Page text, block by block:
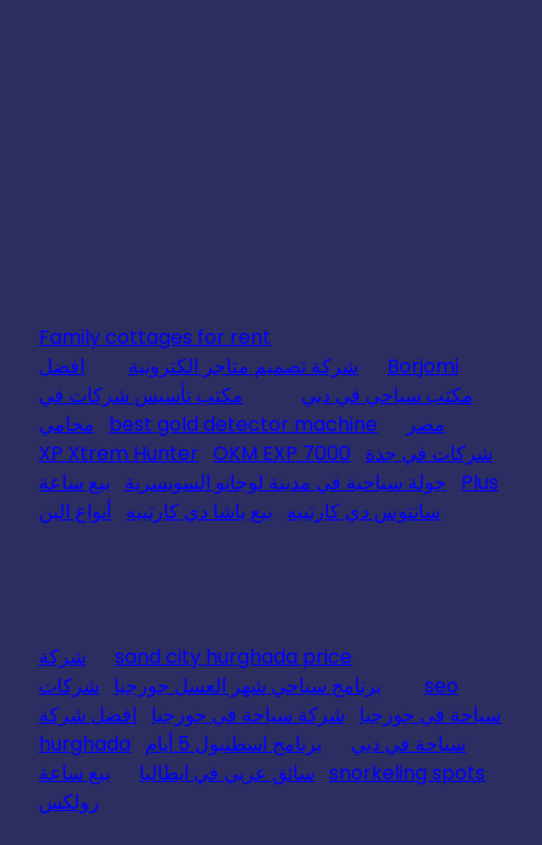
Family cottages for rent
Borjomi
شركة تصميم متاجر الكترونية
افضل
مكتب سياحي في دبي
مكتب تأسيس شركات في
مصر
best gold detector machine
محامي
شركات في جدة
XP Xtrem Hunter OKM EXP 7000
Plus
جولة سياحية في مدينة لوجانو السويسرية
بيع ساعة
سانتوس دي كارتييه
بيع باشا دي كارتييه أنواع البن
sand city hurghada price
شركة
seo
برنامج سياحي شهر العسل جورجيا
شركات
سياحة في جورجيا
شركة سياحة في جورجيا
افضل شركة
سياحة في دبي
برنامج اسطنبول 5 أيام
hurghada
snorkeling spots سائق عربي في ايطاليا
بيع ساعة
رولكس